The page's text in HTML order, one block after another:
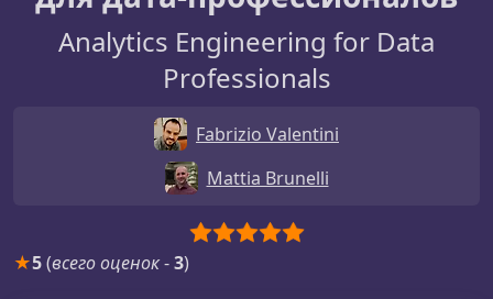
Analytics Engineering for Data
Professionals
Fabrizio Valentini
Mattia Brunelli
★5(всего оценок-3)